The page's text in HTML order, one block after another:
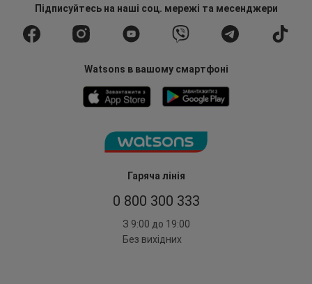
Гаряча лінія
0 800 300 333
З 9:00 до 19:00
Без вихідних
Підписуйтесьна наші соц. мережі та месенджери
Watsons в вашому смартфоні